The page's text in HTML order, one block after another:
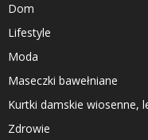
Dom
Lifestyle
Moda
Maseczki bawełniane
Kurtki damskie wiosenne,
Zdrowie